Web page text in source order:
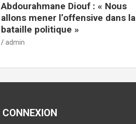
Abdourahmane Diouf : « Nous
allons mener l’offensive dans la
bataille politique »
admin
CONNEXION